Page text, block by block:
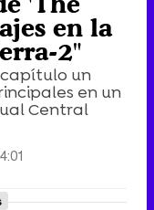
en la
2"
capítulo un
en un
Central